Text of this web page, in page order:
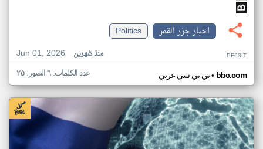
اخبار جزر القمر
Politics
Jun 01, 2026
منذ شهرين PF63IT
بي بي سي عربي• bbc.com عدد الكلمات: ٦ الصور: ٢٥